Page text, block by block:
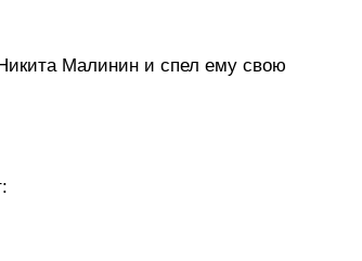
Малинин и спел ему свою